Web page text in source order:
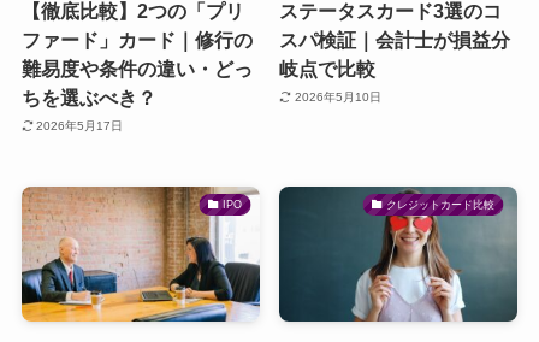
【徹底比較】2つの「プリ
ファード」カード｜修行の
難易度や条件の違い・どっ
ちを選ぶべき？
2026年5月17日
ステータスカード3選のコ
スパ検証｜会計士が損益分
岐点で比較
2026年5月10日
IPO クレジットカード比較